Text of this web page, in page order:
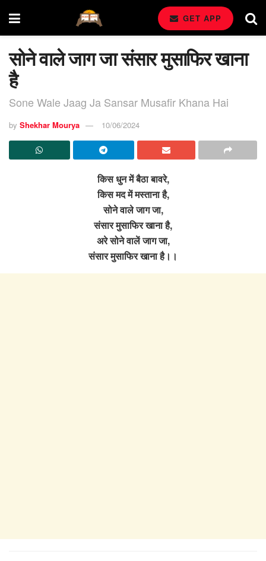
GET APP
सोने वाले जाग जा संसार मुसाफिर खाना
है
Sone Wale Jaag Ja Sansar Musafir Khana Hai
by Shekhar Mourya 10/06/2024
किस धुन में बैठा बावरे,
किस मद में मस्ताना है,
सोने वाले जाग जा,
संसार मुसाफिर खाना है,
अरे सोने वालें जाग जा,
संसार मुसाफिर खाना है।।